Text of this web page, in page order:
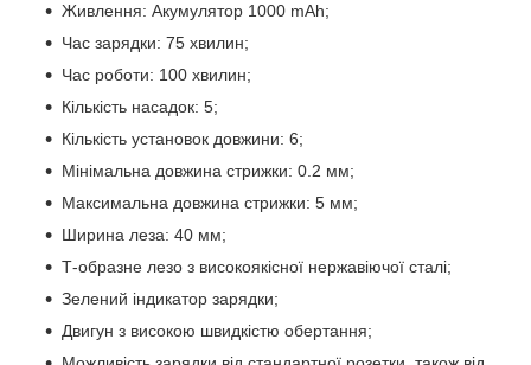
Живлення: Акумулятор 1000 mAh;
Час зарядки: 75 хвилин;
Час роботи: 100 хвилин;
Кількість насадок: 5;
Кількість установок довжини: 6;
Мінімальна довжина стрижки: 0.2 мм;
Максимальна довжина стрижки: 5 мм;
Ширина леза: 40 мм;
Т-образне лезо з високоякісної нержавіючої сталі;
Зелений індикатор зарядки;
Двигун з високою швидкістю обертання;